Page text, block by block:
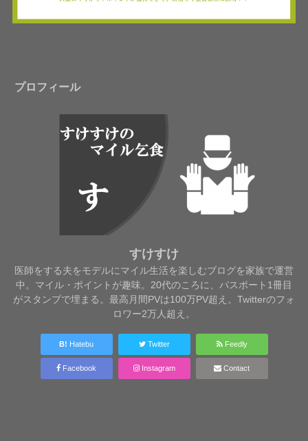
プロフィール
すけすけ
医師をする夫をモデルにマイル生活を楽しむブログを家族で運営
中。マイル・ポイントが趣味。20代のころに、パスポート1冊目
がスタンプで埋まる。最高月間PVは100万PV超え。Twitterのフォ
ロワー2万人超え。
B! Hatebu Twitter Feedly
Facebook Instagram Contact